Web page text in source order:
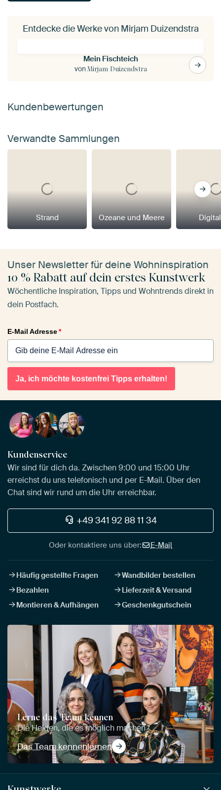
Entdecke die Werke von Mirjam Duizendstra
Mein Fischteich
vonMirjam Duizendstra
Kundenbewertungen
Verwandte Sammlungen
Strand Ozeane und Meere
Unser Newsletter für deine Wohninspiration
10 % Rabatt auf dein erstes Kunstwerk
Wöchentliche Inspiration, Tipps und Wohntrends direkt in
dein Postfach.
E-Mail Adresse*
Ja, ich möchte kostenfrei Tipps erhalten!
Kundenservice
Wir sind für dich da. Zwischen 9:00 und 15:00 Uhr
erreichst du uns telefonisch und per E-Mail. Über den
Chat sind wir rund um die Uhr erreichbar.
+49 341 92 88 11 34
Oder kontaktiere uns über: E-Mail
Häufig gestellte Fragen
Wandbilder bestellen
Bezahlen
Lieferzeit & Versand
Montieren & Aufhängen
Geschenkgutschein
Lerne das Team kennen
Die Helden, die es möglich machen
Das Team kennenlernen